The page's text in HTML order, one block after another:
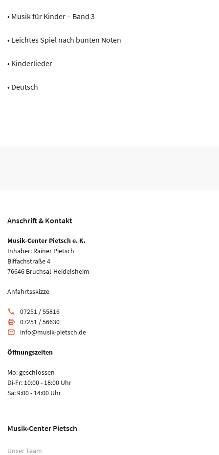
• Musik für Kinder – Band 3
• Leichtes Spiel nach bunten Noten
• Kinderlieder
• Deutsch
Anschrift & Kontakt
Musik-Center Pietsch e. K.
Inhaber: Rainer Pietsch
Biffachstraße 4
76646 Bruchsal-Heidelsheim
Anfahrtsskizze
phone 07251 / 55816
print 07251 / 56630
email info@musik-pietsch.de
Öffnungszeiten
Mo: geschlossen
Di-Fr: 10:00 - 18:00 Uhr
Sa: 9:00 - 14:00 Uhr
Musik-Center Pietsch
Unser Team